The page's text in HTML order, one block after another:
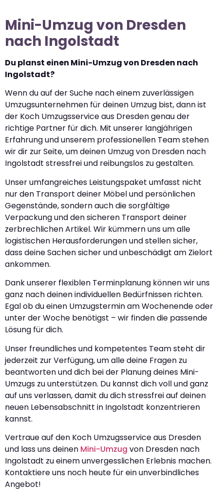
Mini-Umzug von Dresden
nach Ingolstadt
Du planst einen Mini-Umzug von Dresden nach
Ingolstadt?
Wenn du auf der Suche nach einem zuverlässigen
Umzugsunternehmen für deinen Umzug bist, dann ist
der Koch Umzugsservice aus Dresden genau der
richtige Partner für dich. Mit unserer langjährigen
Erfahrung und unserem professionellen Team stehen
wir dir zur Seite, um deinen Umzug von Dresden nach
Ingolstadt stressfrei und reibungslos zu gestalten.
Unser umfangreiches Leistungspaket umfasst nicht
nur den Transport deiner Möbel und persönlichen
Gegenstände, sondern auch die sorgfältige
Verpackung und den sicheren Transport deiner
zerbrechlichen Artikel. Wir kümmern uns um alle
logistischen Herausforderungen und stellen sicher,
dass deine Sachen sicher und unbeschädigt am Zielort
ankommen.
Dank unserer flexiblen Terminplanung können wir uns
ganz nach deinen individuellen Bedürfnissen richten.
Egal ob du einen Umzugstermin am Wochenende oder
unter der Woche benötigst – wir finden die passende
Lösung für dich.
Unser freundliches und kompetentes Team steht dir
jederzeit zur Verfügung, um alle deine Fragen zu
beantworten und dich bei der Planung deines Mini-
Umzugs zu unterstützen. Du kannst dich voll und ganz
auf uns verlassen, damit du dich stressfrei auf deinen
neuen Lebensabschnitt in Ingolstadt konzentrieren
kannst.
Vertraue auf den Koch Umzugsservice aus Dresden
und lass uns deinen Mini-Umzug von Dresden nach
Ingolstadt zu einem unvergesslichen Erlebnis machen.
Kontaktiere uns noch heute für ein unverbindliches
Angebot!